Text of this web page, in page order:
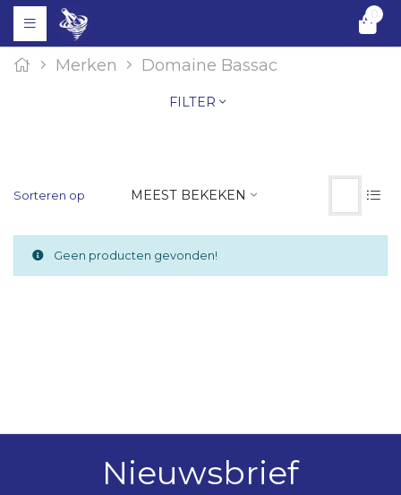
0
Merken Domaine Bassac
FILTER
Sorteren op MEEST BEKEKEN
Geen producten gevonden!
Nieuwsbrief